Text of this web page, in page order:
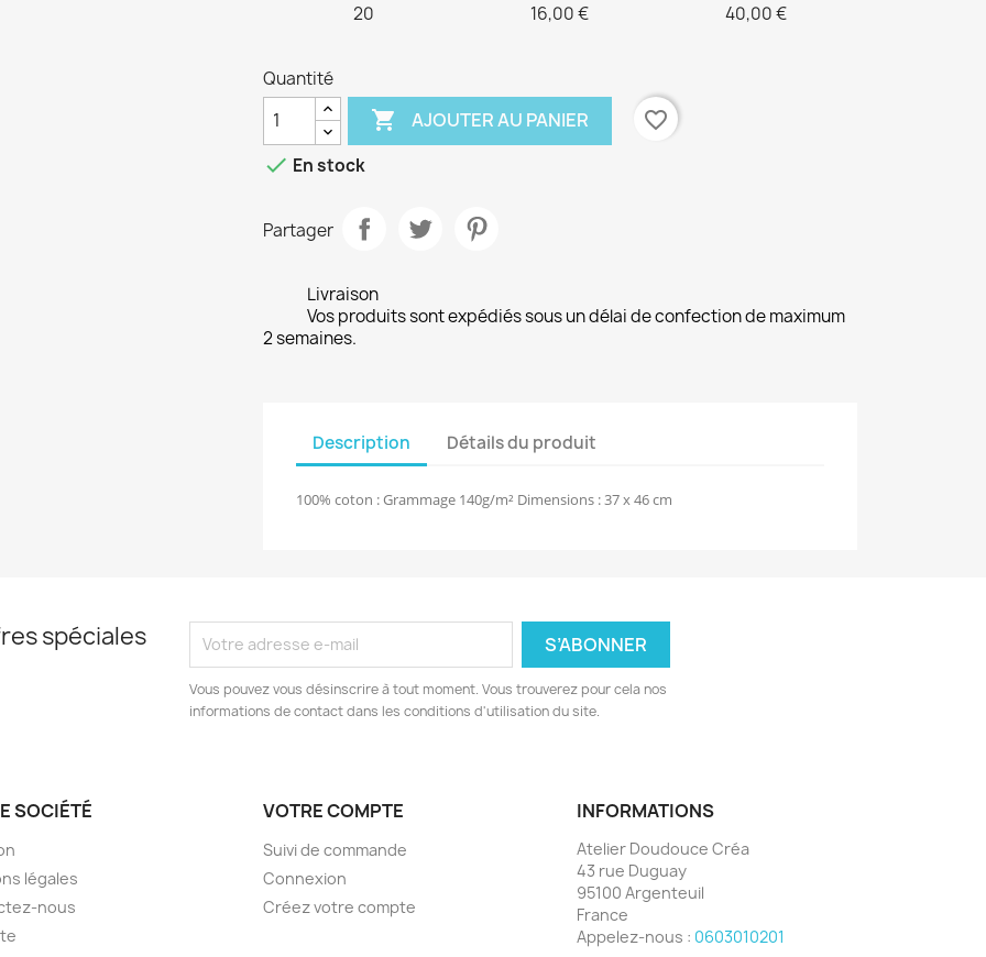
20 16,00 € 40,00 €
Quantité
 AJOUTER AU PANIER
favorite_border
 En stock
Partager
Livraison
Vos produits sont expédiés sous un délai de confection de maximum
2 semaines.
Description Détails du produit
100% coton : Grammage 140g/m² Dimensions : 37 x 46 cm
spéciales
Vous pouvez vous désinscrire à tout moment. Vous trouverez pour cela nos
informations de contact dans les conditions d'utilisation du site.
SOCIÉTÉ
légales
nous
VOTRE COMPTE
Suivi de commande
Connexion
Créez votre compte
INFORMATIONS
Atelier Doudouce Créa
43 rue Duguay
95100 Argenteuil
France
Appelez-nous : 0603010201